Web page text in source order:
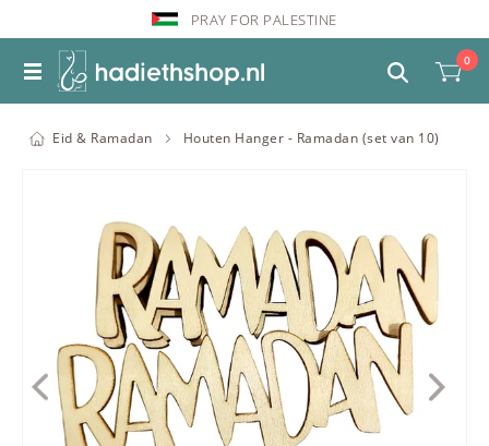
PRAY FOR PALESTINE
0
Eid & Ramadan Houten Hanger - Ramadan (set van 10)